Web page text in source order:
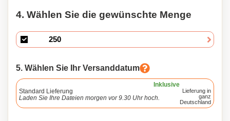
4. Wählen Sie die gewünschte Menge
5. Wählen Sie Ihr Versanddatum
Inklusive
Standard Lieferung
Laden Sie Ihre Dateien morgen vor 9.30 Uhr hoch.
Lieferung in
ganz
Deutschland